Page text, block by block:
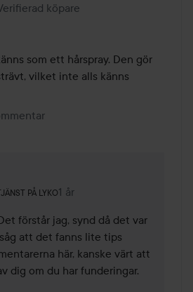
köpare
som ett hårspray. Den gör
vilket inte alls känns
PÅ LYKO
roll: Kundtjänst på Lyko.
1 år
Kommentaren lades 1 år
förstår jag, synd då det var
att det fanns lite tips
här, kanske värt att
dig om du har funderingar.